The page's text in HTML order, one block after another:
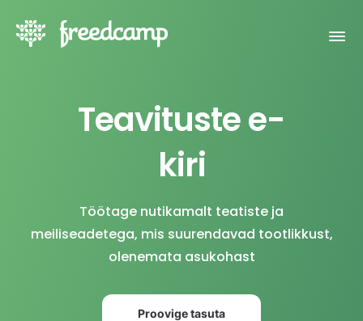
Teavituste e-
kiri
Töötage nutikamalt teatiste ja
meiliseadetega, mis suurendavad tootlikkust,
olenemata asukohast
Proovige tasuta